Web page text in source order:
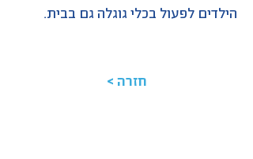
הילדים לפעול בכלי גוגלה גם בבית.
< חזרה